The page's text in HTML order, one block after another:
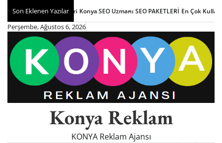
content
Son Eklenen YazılarKonya SEO Uzmanı SEO PAKETLERİ En Çok Kullanılan
Perşembe, Ağustos 6, 2026
Konya Reklam
KONYA Reklam Ajansı